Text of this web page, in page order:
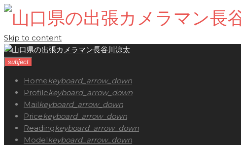
Skip to content
subject
Homekeyboard_arrow_down
Profilekeyboard_arrow_down
Mailkeyboard_arrow_down
Pricekeyboard_arrow_down
Readingkeyboard_arrow_down
Modelkeyboard_arrow_down